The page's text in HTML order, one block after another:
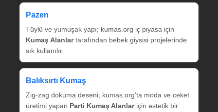
Pazen
Tüylü ve yumuşak yapı; kumas.org iç piyasa için
Kumaş Alanlartarafından bebek giysisi projelerinde
sık kullanılır.
Balıksırtı Kumaş
Zig‑zag dokuma deseni; kumas.org’ta moda ve ceket
üretimi yapan Parti Kumaş Alanlariçin estetik bir